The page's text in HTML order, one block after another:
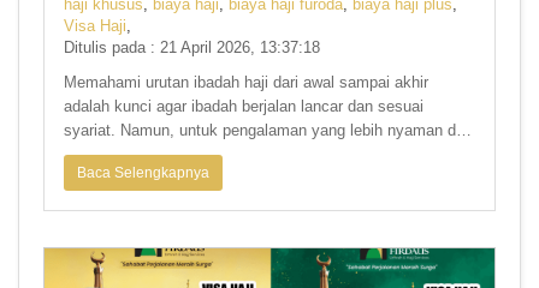
haji khusus, biaya haji, biaya haji furoda, biaya haji plus,
Visa Haji,
Ditulis pada : 21 April 2026, 13:37:18
Memahami urutan ibadah haji dari awal sampai akhir
adalah kunci agar ibadah berjalan lancar dan sesuai
syariat. Namun, untuk pengalaman yang lebih nyaman dan
khusyuk, dukunga
Baca Selengkapnya